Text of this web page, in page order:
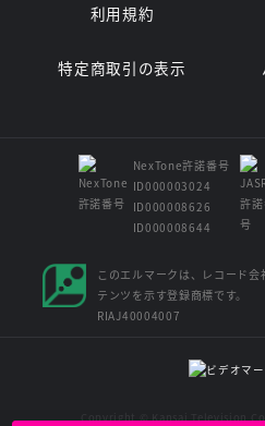
利用規約
特定商取引の表示
NexTone許諾番号
ID000003024
ID000008626
ID000008644
このエルマークは、レコード
テンツを示す登録商標です。
RIAJ40004007